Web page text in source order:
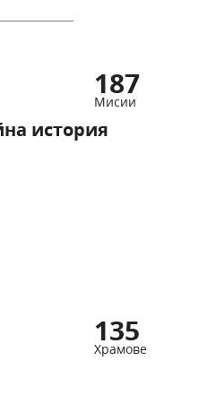
187
Мисии
история
135
Храмове